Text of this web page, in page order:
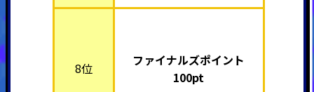
8位
ファイナルズポイント
100pt